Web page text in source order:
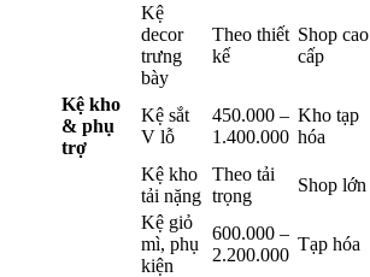
Kệ
decor
trưng
bày
Theo thiết
kế
Shop cao
cấp
Kệ kho
& phụ
trợ
Kệ sắt
V lỗ
450.000 –
1.400.000
Kho tạp
hóa
Kệ kho
tải nặng
Theo tải
trọng
Shop lớn
Kệ giỏ
mì, phụ
kiện
600.000 –
2.200.000
Tạp hóa